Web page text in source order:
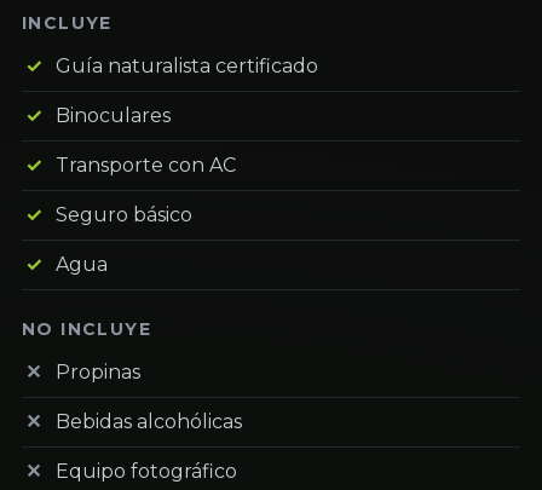
INCLUYE
Guía naturalista certificado
Binoculares
Transporte con AC
Seguro básico
Agua
NO INCLUYE
Propinas
Bebidas alcohólicas
Equipo fotográfico